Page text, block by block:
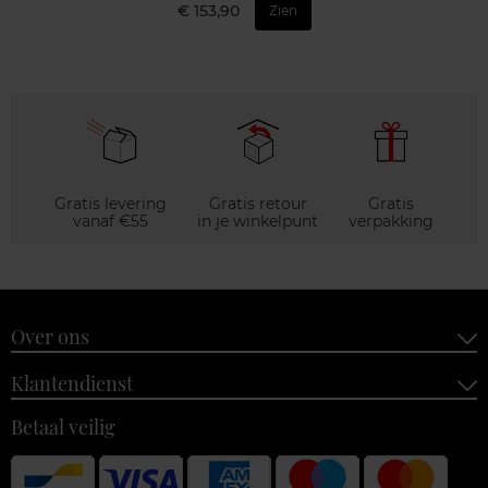
€ 153,90 Zien
Gratis levering
vanaf €55
Gratis retour
in je winkelpunt
Gratis
verpakking
Over ons
Klantendienst
Betaal veilig